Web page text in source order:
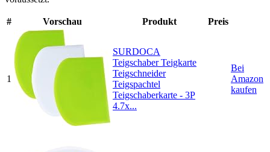
# Vorschau Produkt Preis
1
SURDOCA
Teigschaber Teigkarte
Teigschneider
Teigspachtel
Teigschaberkarte - 3P
4.7x...
Bei
Amazon
kaufen